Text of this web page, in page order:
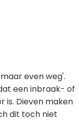
even weg'.
een inbraak- of
is. Dieven maken
dit toch niet